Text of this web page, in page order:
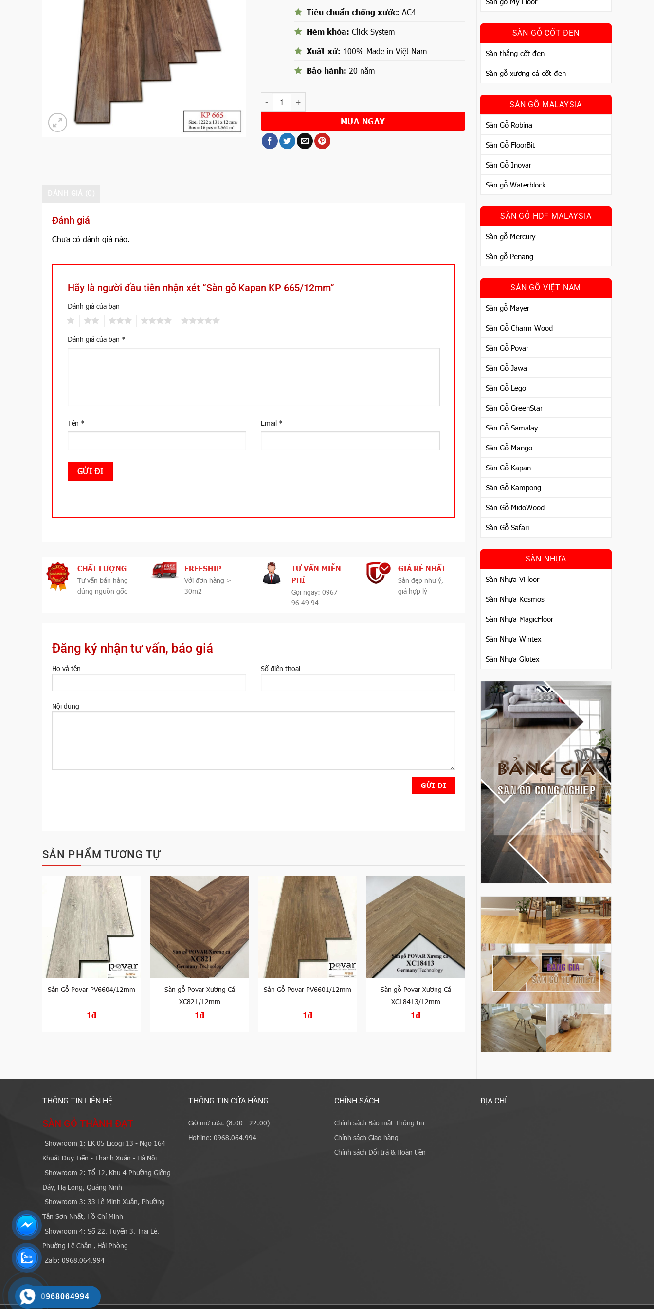
SÀN GỖ CỐT ĐEN
Sàn thẳng cốt đen
Sàn gỗ xương cá cốt đen
SÀN GỖ MALAYSIA
Sàn Gỗ Robina
Sàn Gỗ FloorBit
Sàn Gỗ Inovar
Sàn gỗ Waterblock
SÀN GỖ HDF MALAYSIA
Sàn gỗ Mercury
Sàn gỗ Penang
SÀN GỖ VIỆT NAM
Sàn gỗ Mayer
Sàn Gỗ Charm Wood
Sàn Gỗ Povar
Sàn Gỗ Jawa
Sàn Gỗ Lego
Sàn Gỗ GreenStar
Sàn Gỗ Samalay
Sàn Gỗ Mango
Sàn Gỗ Kapan
Sàn Gỗ Kampong
Sàn Gỗ MidoWood
Sàn Gỗ Safari
SÀN NHỰA
Sàn Nhựa VFloor
Sàn Nhựa Kosmos
Sàn Nhựa MagicFloor
Sàn Nhựa Wintex
Sàn Nhựa Glotex
Tiêu chuẩn chống xước: AC4
Hèm khóa: Click System
Xuất xứ: 100% Made in Việt Nam
Bảo hành: 20 năm
Số lượng
MUA NGAY
Đánh giá
Chưa có đánh giá nào.
Hãy là người đầu tiên nhận xét “Sàn gỗ Kapan KP 665/12mm”
Đánh giá của bạn
Đánh giá của bạn *
Tên * Email *
CHẤT LƯỢNG
Tư vấn bán hàng
đúng nguồn gốc
FREESHIP
Với đơn hàng >
30m2
TƯ VẤN MIỄN
PHÍ
Gọi ngay: 0967
96 49 94
GIÁ RẺ NHẤT
Sàn đẹp như ý,
giá hợp lý
Đăng ký nhận tư vấn, báo giá
Họ và tên Số điện thoại
Nội dung
SẢN PHẨM TƯƠNG TỰ
Sàn Gỗ Povar PV6604/12mm
1đ
Sàn gỗ Povar Xương Cá
XC821/12mm
1đ
Sàn Gỗ Povar PV6601/12mm
1đ
Sàn gỗ Povar Xương Cá
XC18413/12mm
1đ
THÔNG TIN LIÊN HỆ
SÀN GỖ THÀNH ĐẠT
Showroom 1: LK 05 Licogi 13 - Ngõ 164
Khuất Duy Tiến - Thanh Xuân - Hà Nội
Showroom 2: Tổ 12, Khu 4 Phường Giếng
Đáy, Hạ Long, Quảng Ninh
Showroom 3: 33 Lê Minh Xuân, Phường
Tân Sơn Nhất, Hồ Chí Minh
Showroom 4: Số 22, Tuyến 3, Trại Lẻ,
Phường Lê Chân , Hải Phòng
Zalo: 0968.064.994
THÔNG TIN CỬA HÀNG
Giờ mở cửa: (8:00 - 22:00)
Hotline: 0968.064.994
CHÍNH SÁCH
Chính sách Bảo mật Thông tin
Chính sách Giao hàng
Chính sách Đổi trả & Hoàn tiền
ĐỊA CHỈ
0968064994